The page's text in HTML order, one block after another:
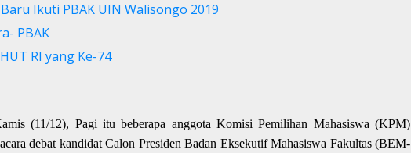
Ikuti PBAK UIN Walisongo 2019
PBAK
RI yang Ke-74
(11/12), Pagi itu beberapa anggota Komisi Pemilihan Mahasiswa(KPM)
debat kandidat Calon PresidenBadan Eksekutif Mahasiswa Fakultas (BEM-